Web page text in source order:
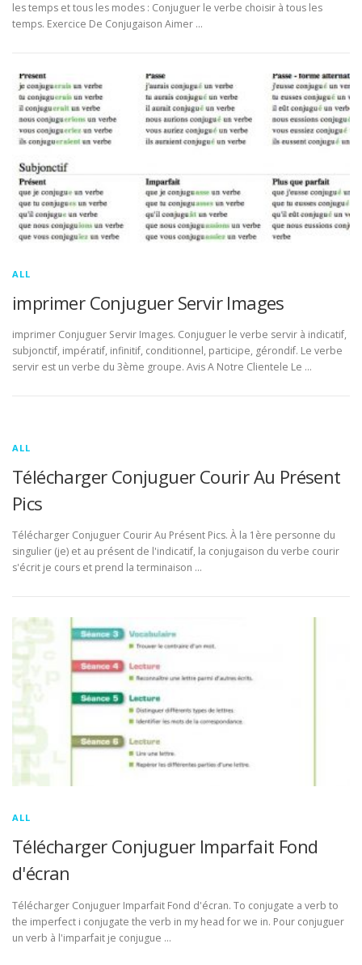
les temps et tous les modes : Conjuguer le verbe choisir à tous les
temps. Exercice De Conjugaison Aimer …
ALL
imprimer Conjuguer Servir Images
imprimer Conjuguer Servir Images. Conjuguer le verbe servir à indicatif,
subjonctif, impératif, infinitif, conditionnel, participe, gérondif. Le verbe
servir est un verbe du 3ème groupe. Avis A Notre Clientele Le …
ALL
Télécharger Conjuguer Courir Au Présent
Pics
Télécharger Conjuguer Courir Au Présent Pics. À la 1ère personne du
singulier (je) et au présent de l'indicatif, la conjugaison du verbe courir
s'écrit je cours et prend la terminaison …
ALL
Télécharger Conjuguer Imparfait Fond
d'écran
Télécharger Conjuguer Imparfait Fond d'écran. To conjugate a verb to
the imperfect i conjugate the verb in my head for we in. Pour conjuguer
un verb à l'imparfait je conjugue …